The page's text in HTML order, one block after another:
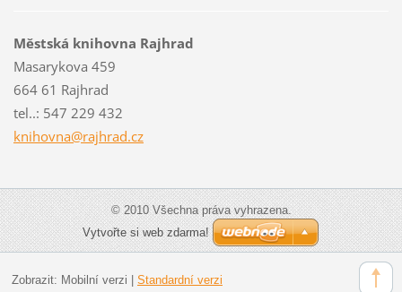
Městská knihovna Rajhrad
Masarykova 459
664 61 Rajhrad
tel..: 547 229 432
knihovna@rajhrad.cz
© 2010 Všechna práva vyhrazena.
Vytvořte si web zdarma!
Zobrazit: Mobilní verzi Standardní verzi